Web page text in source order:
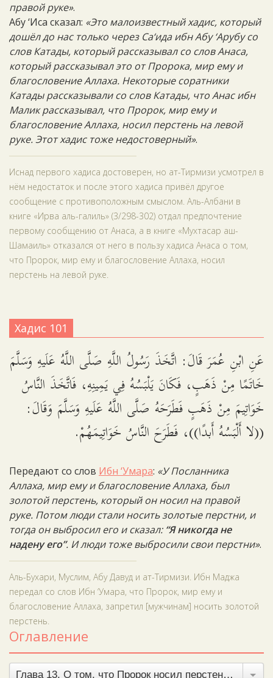
правой руке».
Абу ‘Иса сказал: «Это малоизвестный хадис, который
дошёл до нас только через Са‘ида ибн Абу ‘Арубу со
слов Катады, который рассказывал со слов Анаса,
который рассказывал это от Пророка, мир ему и
благословение Аллаха. Некоторые соратники
Катады рассказывали со слов Катады, что Анас ибн
Малик рассказывал, что Пророк, мир ему и
благословение Аллаха, носил перстень на левой
руке. Этот хадис тоже недостоверный».
Иснад первого хадиса достоверен, но ат-Тирмизи усмотрел в
нём недостаток и после этого хадиса привёл другое
сообщение с противоположным смыслом. Аль-Албани в
книге «Ирва аль-галиль» (3/298-302) отдал предпочтение
первому сообщению от Анаса, а в книге «Мухтасар аш-
Шамаиль» отказался от него в пользу хадиса Анаса о том,
что Пророк, мир ему и благословение Аллаха, носил
перстень на левой руке.
Хадис 101
عَنِ ابْنِ عُمَرَ قَالَ: اتَّخَذَ رَسُولُ اللَّهِ صَلَّى اللَّهُ عَلَيهِ وَسَلَّمَ
خَاتَمًا مِنْ ذَهَبٍ، فَكَانَ يَلْبَسُهُ فِي يَمِينِهِ، فَاتَّخَذَ النَّاسُ
خَوَاتِيمَ مِنْ ذَهَبٍ فَطَرَحَهُ صَلَّى اللَّهُ عَلَيهِ وَسَلَّمَ وَقَالَ:
((لا أَلْبَسُهُ أَبدًا))، فَطَرَحَ النَّاسُ خَوَاتِيمَهُمْ.
Передают со слов Ибн ‘Умара: «У Посланника
Аллаха, мир ему и благословение Аллаха, был
золотой перстень, который он носил на правой
руке. Потом люди стали носить золотые перстни, и
тогда он выбросил его и сказал: “Я никогда не
надену его”. И люди тоже выбросили свои перстни».
Аль-Бухари, Муслим, Абу Давуд и ат-Тирмизи. Ибн Маджа
передал со слов Ибн ‘Умара, что Пророк, мир ему и
благословение Аллаха, запретил [мужчинам] носить золотой
перстень.
Оглавление
Глава 13. О том, что Пророк носил перстень на правой руке